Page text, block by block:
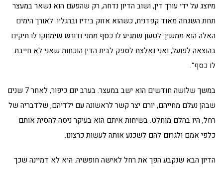
מיוצג על ידי עורך דין, ושוב הדיון נדחה, רק שהפעם הוא נשאר במעצר
תחת השגחה מאוד קפדנית, כשהוא אזוק בידיו וברגליו. לאורך הימים
האלה הוא ממשיך לטעון שמגיע לו כסף ממני ודורש שימחקו לו תיקים
בהוצאה לפועל, ואני נאלצת לספק לבית הדין הוכחות שאני לא חייבת
לו כסף".
במשך שלושה חודשים הוא ישב במעצר. בערב יום כיפור, לאחר 7 שנים
שבהן נעלם מחייהם, יורם יצר קשר לראשונה עם ילדיהם, שלדבריה של
רחל, היו בהלם מוחלט. בשיחות איתם הוא בעיקר ניסה להסית אותם
כלפי אמם ולגרום להם לשכנע אותה לעשות כרצונו.
הדיון הבא שנקבע הפך את רחל לאישה חופשיה. היא לא דמיינה שכך